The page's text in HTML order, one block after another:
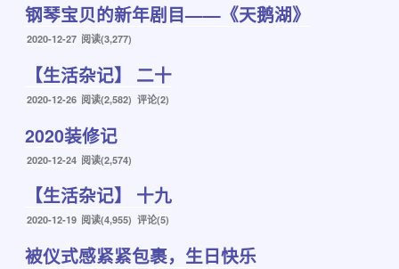
于
钢琴宝贝的新年剧目——《天鹅湖》
发
2020-12-27 阅读(3,277)
【生活杂记】 二十
发
于
2020-12-26 阅读(2,582) 评论(2)
2020装修记
发
2020-12-24 阅读(2,574)
【生活杂记】 十九
发
于
2020-12-19 阅读(4,955) 评论(5)
被仪式感紧紧包裹，生日快乐